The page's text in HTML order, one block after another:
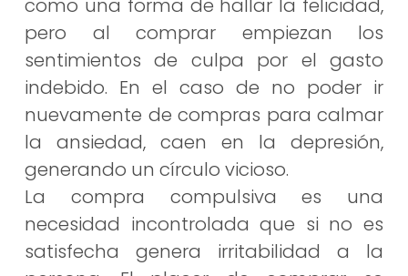
como una forma de hallar la felicidad,
pero al comprar empiezan los
sentimientos de culpa por el gasto
indebido. En el caso de no poder ir
nuevamente de compras para calmar
la ansiedad, caen en la depresión,
generando un círculo vicioso.
La compra compulsiva es una
necesidad incontrolada que si no es
satisfecha genera irritabilidad a la